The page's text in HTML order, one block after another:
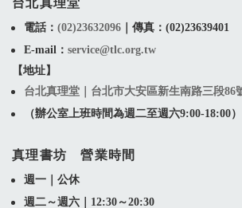
台北真理堂
電話： (02)23632096
傳真：(02)23639401
E-mail： service@tlc.org.tw
【地址】
台北真理堂｜台北市大安區新生南路三段86
（辦公室上班時間為週二至週六9:00-18:00）
真理書坊 營業時間
週一｜公休
週二～週六｜12:30～20:30